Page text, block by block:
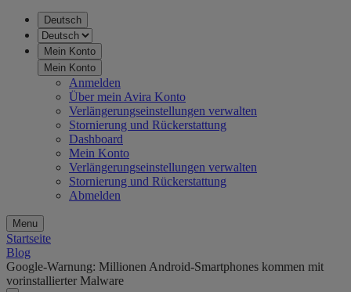
Deutsch
Mein Konto
Mein Konto
Anmelden
Über mein Avira Konto
Verlängerungseinstellungen verwalten
Stornierung und Rückerstattung
Dashboard
Mein Konto
Verlängerungseinstellungen verwalten
Stornierung und Rückerstattung
Abmelden
Menu
Startseite
Blog
Google-Warnung: Millionen Android-Smartphones kommen mit
vorinstallierter Malware